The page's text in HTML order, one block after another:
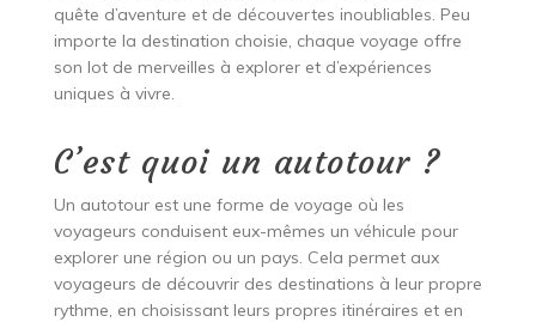
quête d’aventure et de découvertes inoubliables. Peu
importe la destination choisie, chaque voyage offre
son lot de merveilles à explorer et d’expériences
uniques à vivre.
C’est quoi un autotour ?
Un autotour est une forme de voyage où les
voyageurs conduisent eux-mêmes un véhicule pour
explorer une région ou un pays. Cela permet aux
voyageurs de découvrir des destinations à leur propre
rythme, en choisissant leurs propres itinéraires et en